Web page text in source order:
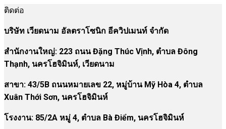
ติดต่อ
บริษัท เวียดนาม อัลตราโซนิก อีควิปเมนท์ จำกัด
สำนักงานใหญ่: 223 ถนน Đặng Thúc Vịnh, ตำบล Đông
Thạnh, นครโฮจิมินห์, เวียดนาม
สาขา: 43/5B ถนนหมายเลข 22, หมู่บ้าน Mỹ Hòa 4, ตำบล
Xuân Thới Sơn, นครโฮจิมินห์
โรงงาน: 85/2A หมู่ 4, ตำบล Bà Điểm, นครโฮจิมินห์